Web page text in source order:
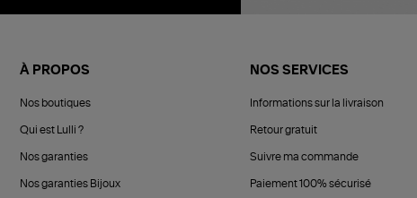
À PROPOS
Nos boutiques
Qui est Lulli ?
Nos garanties
Nos garanties Bijoux
NOS SERVICES
Informations sur la livraison
Retour gratuit
Suivre ma commande
Paiement 100% sécurisé